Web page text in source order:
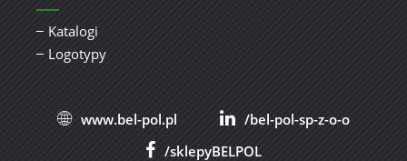
Katalogi
Logotypy
www.bel-pol.pl
/bel-pol-sp-z-o-o
/sklepyBELPOL